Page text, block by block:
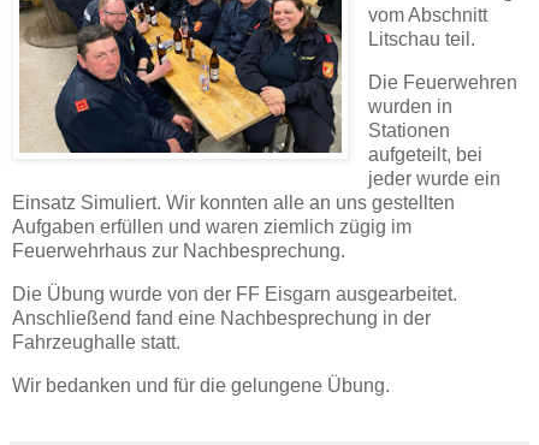
vom Abschnitt
Litschau teil.
Die Feuerwehren
wurden in
Stationen
aufgeteilt, bei
jeder wurde ein
Einsatz Simuliert. Wir konnten alle an uns gestellten
Aufgaben erfüllen und waren ziemlich zügig im
Feuerwehrhaus zur Nachbesprechung.
Die Übung wurde von der FF Eisgarn ausgearbeitet.
Anschließend fand eine Nachbesprechung in der
Fahrzeughalle statt.
Wir bedanken und für die gelungene Übung.